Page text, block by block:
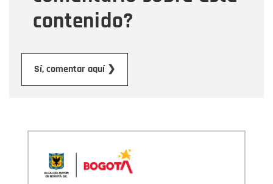
contenido?
Sí, comentar aquí ❯